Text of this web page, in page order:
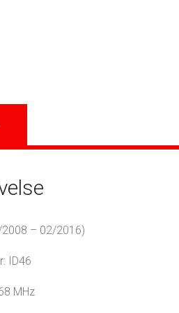
– 02/2016)
ID46
MHz